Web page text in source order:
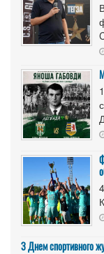
З Днем спортивного